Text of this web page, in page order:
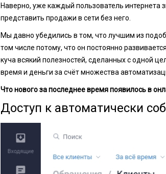
Наверно, уже каждый пользователь интернета
представить продажи в сети без него.
Мы давно убедились в том, что лучшим из
том числе потому, что он постоянно
куча всякий полезностей, сделанных с одной
время и деньги за счёт множества
Что нового за последнее время появилось в
Доступ к автоматически